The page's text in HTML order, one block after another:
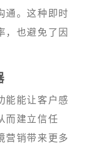
通。这种即时
，也避免了因
能能让客户感
而建立信任
营销带来更多